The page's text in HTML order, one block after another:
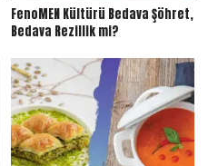
FenoMEN Kültürü Bedava Şöhret,
Bedava Rezillik mi?